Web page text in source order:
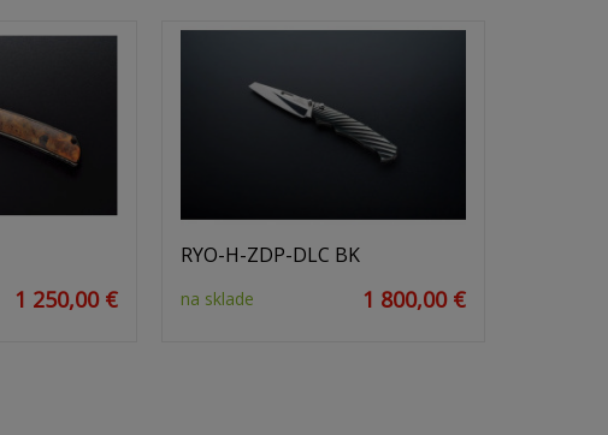
1 250,00 €
RYO-H-ZDP-DLC BK
na sklade 1 800,00 €